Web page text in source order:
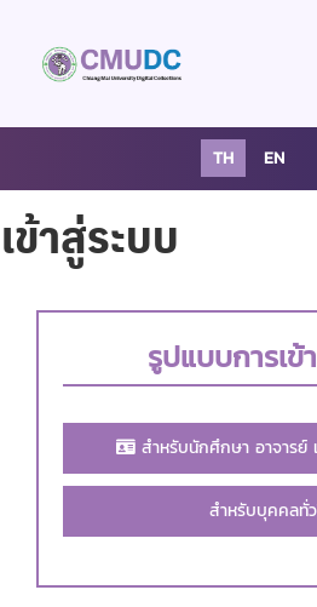
TH EN
เข้าสู่ระบบ
รูปแบบการเข้
สำหรับนักศึกษา อาจารย์
สำหรับบุคคลทั่